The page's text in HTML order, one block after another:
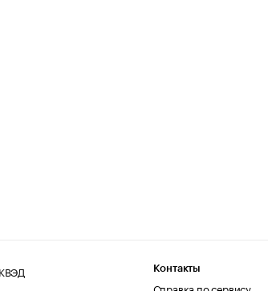
Контакты
Справка по сервису